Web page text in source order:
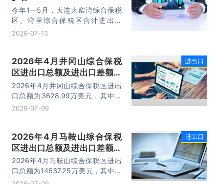
今年1—5月，大连大窑湾综合保税
区、湾里综合保税区合计进出口
332.22亿元，同比增长21%，占大
台。
2026-07-13
2026年4月井冈山综合保税
区进出口总额及进出口差额统
计分析
2026年4月井冈山综合保税区进出
口总额为3628.99万美元，其中：
出口额为1562.95万美元，进口额为
2026-07-09
进出口
2026年4月马鞍山综合保税
区进出口总额及进出口差额统
计分析
2026年4月马鞍山综合保税区进出
口总额为14637.25万美元，其中：
出口额为14365.71万美元，进口额
进出口